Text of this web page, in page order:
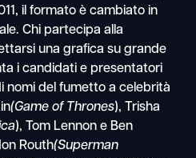
il formato è cambiato in
Chi partecipa alla
una grafica su grande
i candidati e presentatori
nomi del fumetto a celebrità
(Game of Thrones), Trisha
), Tom Lennon e Ben
Routh(Superman